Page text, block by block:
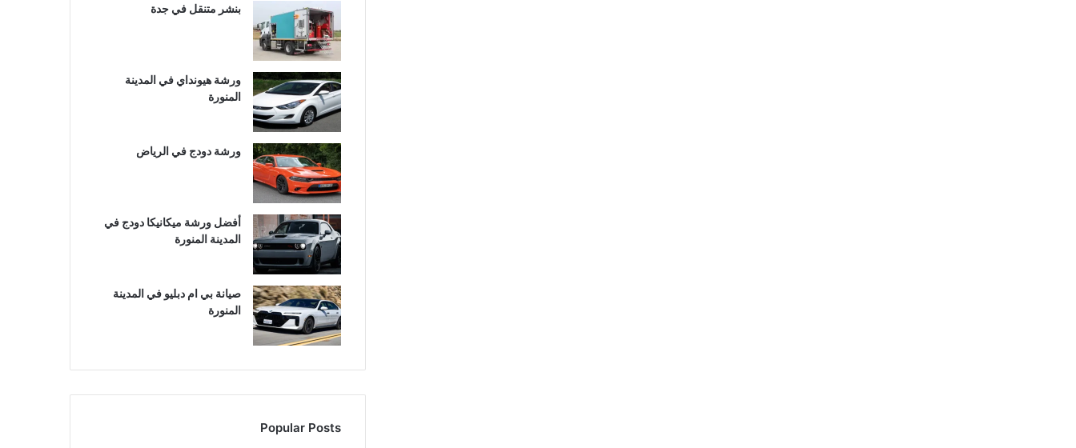
بنشر متنقل في جدة
ورشة هيونداي في المدينة
المنورة
ورشة دودج في الرياض
أفضل ورشة ميكانيكا دودج في
المدينة المنورة
صيانة بي ام دبليو في المدينة
المنورة
Popular Posts